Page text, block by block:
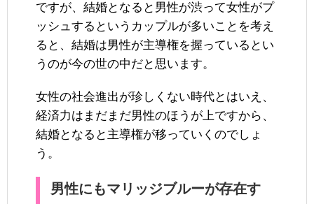
ですが、結婚となると男性が渋って女性がプ
ッシュするというカップルが多いことを考え
ると、結婚は男性が主導権を握っているとい
うのが今の世の中だと思います。
女性の社会進出が珍しくない時代とはいえ、
経済力はまだまだ男性のほうが上ですから、
結婚となると主導権が移っていくのでしょ
う。
男性にもマリッジブルーが存在す